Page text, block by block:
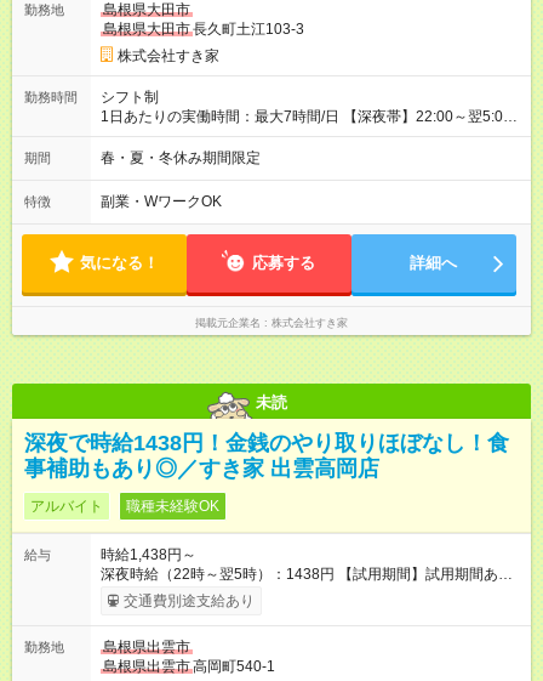
同時給）
勤務地
島根県大田市
島根県大田市長久町土江103-3
株式会社すき家
勤務時間
シフト制
1日あたりの実働時間：最大7時間/日 【深夜帯】22:00～翌5:00
週2日～・1日2h～OK◎ ※22:00から翌5:00までは18歳以上の方
のみ勤務可能です（18歳未満の深夜業務禁止のため） ★深夜で
す。 必ず、2名以上での勤務を行いますので、安心して働けま
す。
期間 春・夏・冬休み期間限定
特徴 副業・WワークOK
気になる！ 応募する 詳細へ
掲載元企業名 株式会社すき家
未読
深夜で時給1438円！金銭のやり取りほぼなし！食
事補助もあり◎／すき家 出雲高岡店
アルバイト 職種未経験OK
給与
時給1,438円～
深夜時給（22時～翌5時）：1438円 【試用期間】試用期間あり
試用期間の長さ：1ヶ月 雇用形態、給与は本採用時と同じです。
試用期間の実態は30日（※条件変更なし）ですが、切り上げで
同時給）
交通費別途支給あり
勤務地
島根県出雲市
島根県出雲市高岡町540-1